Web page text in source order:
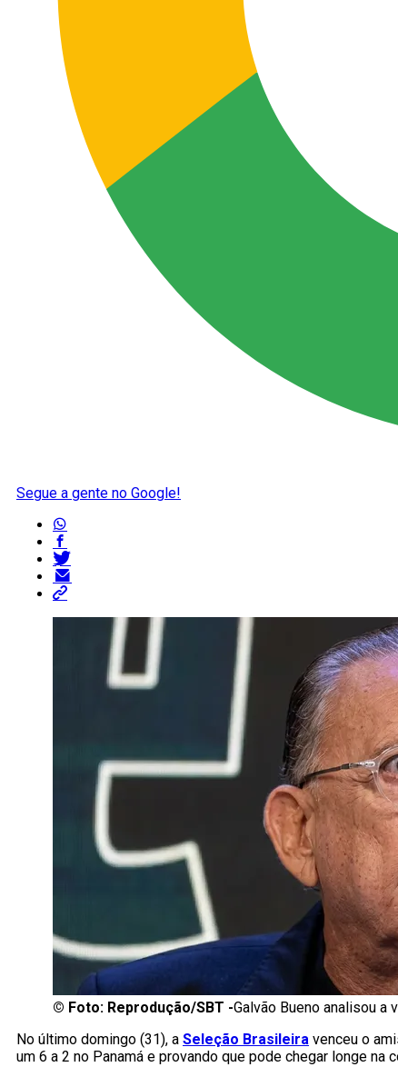
Segue a gente no Google!
© Foto: Reprodução/SBT -Galvão Bueno analisou a
No último domingo (31), a Seleção Brasileira venceu o
um 6 a 2 no Panamá e provando que pode chegar longe na